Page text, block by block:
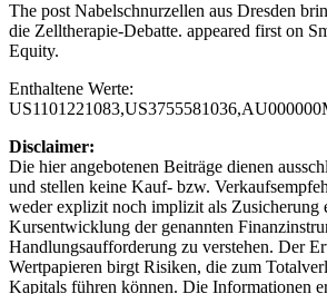
The post Nabelschnurzellen aus Dresden
die Zelltherapie-Debatte. appeared first on
Equity.
Enthaltene Werte:
Disclaimer:
Die hier angebotenen Beiträge dienen
und stellen keine Kauf- bzw.
weder explizit noch implizit als Zusicherung
Kursentwicklung der genannten
Handlungsaufforderung zu verstehen. Der
Wertpapieren birgt Risiken, die zum
Kapitals führen können. Die Informationen